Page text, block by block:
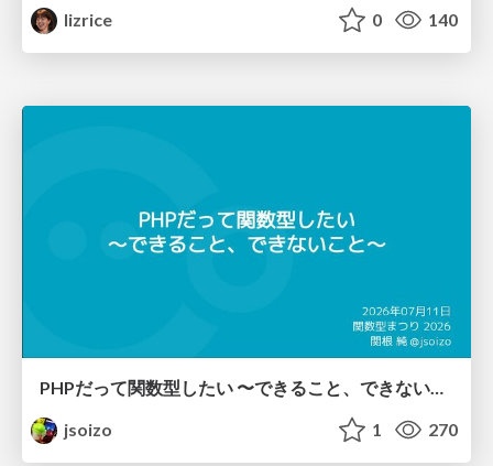
lizrice 0 140
PHPだって関数型したい 〜できること、できないこと〜 / fp-in-php
jsoizo
1 270